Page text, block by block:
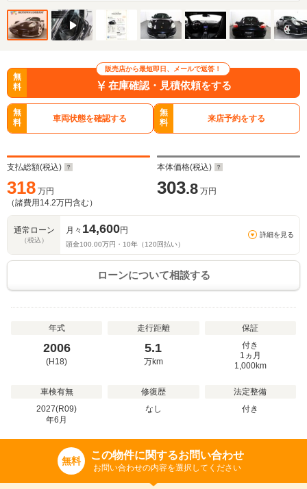
販売店から最短即日、メールで返答！
無
料
在庫確認・見積依頼をする
無
料
車両状態を確認する
無
料
来店予約をする
支払総額(税込)
318 万円
（諸費用 14.2万円含む）
本体価格(税込)
303.8 万円
通常ローン
（税込）
月々 14,600円
頭金100.00万円・ 10年（120 回払い）
詳細を見る
ローンについて相談する
年式
2006
(H18)
走行距離
5.1
万km
保証
付き
1ヵ月
1,000km
車検有無
2027(R09)
年6 月
修復歴
なし
法定整備
付き
無料 この物件に関するお問い合わせ
お問い合わせの内容を選択してください